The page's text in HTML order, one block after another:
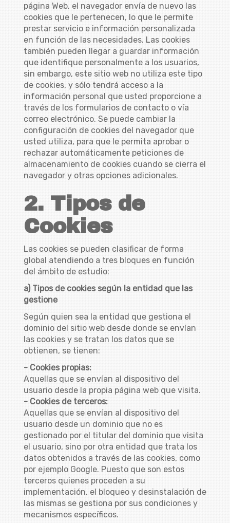
página Web, el navegador envía de nuevo las
cookies que le pertenecen, lo que le permite
prestar servicio e información personalizada
en función de las necesidades. Las cookies
también pueden llegar a guardar información
que identifique personalmente a los usuarios,
sin embargo, este sitio web no utiliza este tipo
de cookies, y sólo tendrá acceso a la
información personal que usted proporcione a
través de los formularios de contacto o vía
correo electrónico. Se puede cambiar la
configuración de cookies del navegador que
usted utiliza, para que le permita aprobar o
rechazar automáticamente peticiones de
almacenamiento de cookies cuando se cierra el
navegador y otras opciones adicionales.
2. Tipos de
Cookies
Las cookies se pueden clasificar de forma
global atendiendo a tres bloques en función
del ámbito de estudio:
a) Tipos de cookies según la entidad que las
gestione
Según quien sea la entidad que gestiona el
dominio del sitio web desde donde se envían
las cookies y se tratan los datos que se
obtienen, se tienen:
- Cookies propias:
Aquellas que se envían al dispositivo del
usuario desde la propia página web que visita.
- Cookies de terceros:
Aquellas que se envían al dispositivo del
usuario desde un dominio que no es
gestionado por el titular del dominio que visita
el usuario, sino por otra entidad que trata los
datos obtenidos a través de las cookies, como
por ejemplo Google. Puesto que son estos
terceros quienes proceden a su
implementación, el bloqueo y desinstalación de
las mismas se gestiona por sus condiciones y
mecanismos específicos.